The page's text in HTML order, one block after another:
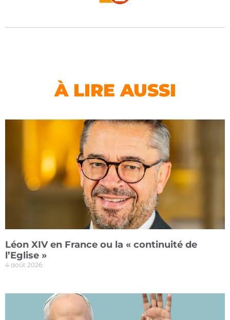
À LIRE AUSSI
Léon XIV en France ou la « continuité de
l’Eglise »
4 août 2026